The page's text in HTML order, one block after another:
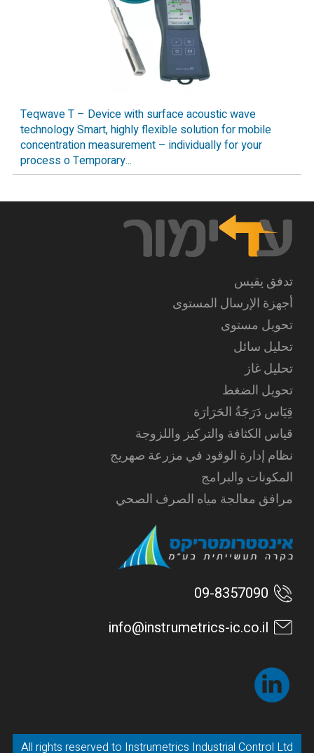
Teqwave T – Device with surface acoustic wave
technology Smart, highly flexible solution for mobile
concentration measurement – individually for your
process o Temporary...
تدفق يقيس
أجهزة الإرسال المستوى
تحويل مستوى
تحليل سائل
تحليل غاز
تحويل الضغط
قِيَاس دَرَجَةُ الحَرَارَة
قياس الكثافة والتركيز واللزوجة
نظام إدارة الوقود في مزرعة صهريج
المكونات والبرامج
مرافق معالجة مياه الصرف الصحي
09-8357090
info@instrumetrics-ic.co.il
All rights reserved to Instrumetrics Industrial Control Ltd